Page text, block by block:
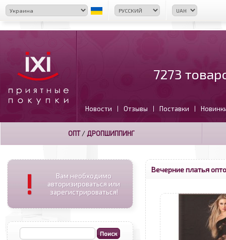
7273
Новости | Отзывы | Поставки |
ОПТ/ ДРОПШИППИНГ
!
Вам необходимо
авторизироваться или
зарегистрироваться!
Вечерние платья